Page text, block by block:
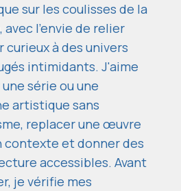
sur les coulisses de la
avec l'envie de relier
curieux à des univers
intimidants. J'aime
série ou une
artistique sans
replacer une œuvre
contexte et donner des
accessibles. Avant
je vérifie mes